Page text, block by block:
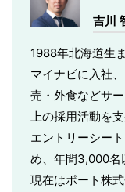
吉川
1988年北海道生
マイナビに入社
売・外食などサ
上の採用活動を
エントリーシー
め、年間3,000名
現在はポート株